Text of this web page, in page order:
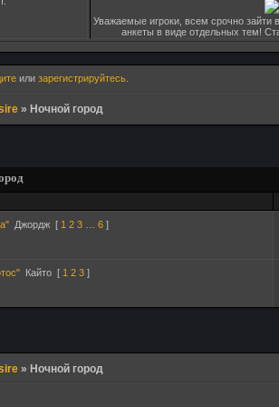
Уважаемые игроки, всем срочно зайти
анкеты в виде отдельных тем!
или зарегистрируйтесь.
» Ночной город
Джордж [ 1 2 3 6 ]
Кайто [ 1 2 3 ]
»Ночной город